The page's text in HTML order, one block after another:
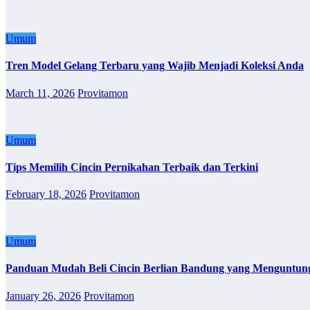
Umum
Tren Model Gelang Terbaru yang Wajib Menjadi Koleksi Anda
March 11, 2026 Provitamon
Umum
Tips Memilih Cincin Pernikahan Terbaik dan Terkini
February 18, 2026 Provitamon
Umum
Panduan Mudah Beli Cincin Berlian Bandung yang
January 26, 2026 Provitamon